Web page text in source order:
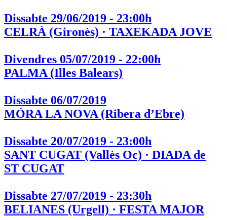
Dissabte 29/06/2019 - 23:00h
CELRÀ (Gironès) · TAXEKADA JOVE
Divendres 05/07/2019 - 22:00h
PALMA (Illes Balears)
Dissabte 06/07/2019
MÓRA LA NOVA (Ribera d’Ebre)
Dissabte 20/07/2019 - 23:00h
SANT CUGAT (Vallès Oc) · DIADA de
ST CUGAT
Dissabte 27/07/2019 - 23:30h
BELIANES (Urgell) · FESTA MAJOR